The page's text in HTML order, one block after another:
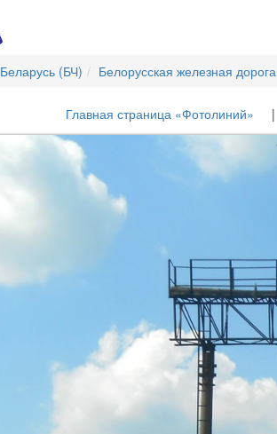
Беларусь (БЧ) Белорусская железная дорога
Главная страница «Фотолиний»